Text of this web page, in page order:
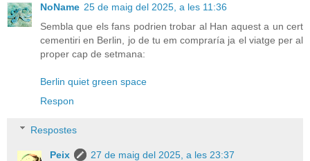
NoName 25 de maig del 2025, a les 11:36
Sembla que els fans podrien trobar al Han aquest a un cert
cementiri en Berlin, jo de tu em compraría ja el viatge per al
proper cap de setmana:
Berlin quiet green space
Respon
Respostes
Peix
27 de maig del 2025, a les 23:37